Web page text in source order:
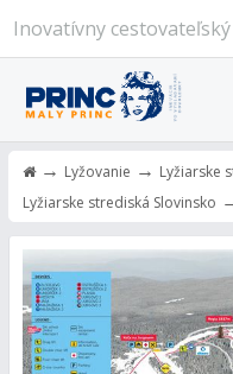
Inovatívny
→ Lyžovanie → Lyžiarske
Lyžiarske strediská Slovinsko